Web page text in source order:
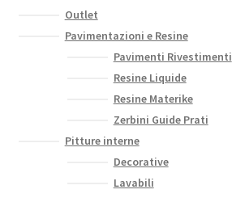
Outlet
Pavimentazioni e Resine
Pavimenti Rivestimenti
Resine Liquide
Resine Materike
Zerbini Guide Prati
Pitture interne
Decorative
Lavabili